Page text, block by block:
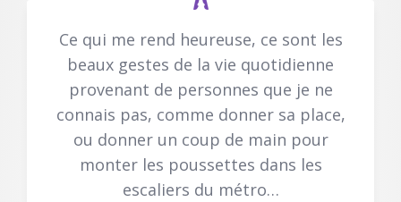
Ce qui me rend heureuse, ce sont les
beaux gestes de la vie quotidienne
provenant de personnes que je ne
connais pas, comme donner sa place,
ou donner un coup de main pour
monter les poussettes dans les
escaliers du métro…